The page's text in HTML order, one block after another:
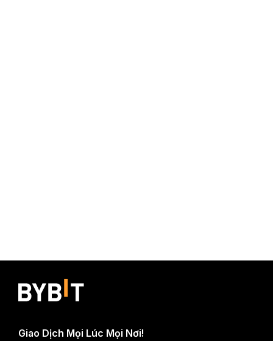
Giao Dịch Mọi Lúc Mọi Nơi!